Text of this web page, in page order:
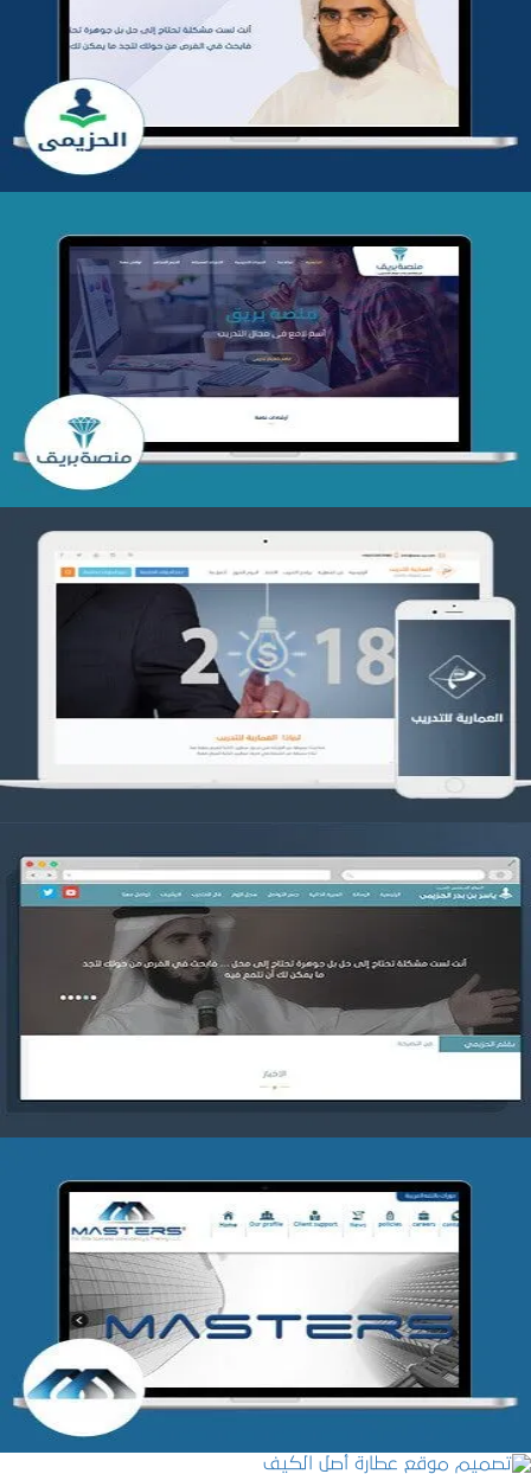
تطوير موقع المدرب ياسر الحزيمي
التفاصيل
تصميم منصة بريق
التفاصيل
تصميم العمارية للتدريب
التفاصيل
موقع ياسر بن بدر الحزيمي
التفاصيل
شركة MASTERS للتدريب
التفاصيل